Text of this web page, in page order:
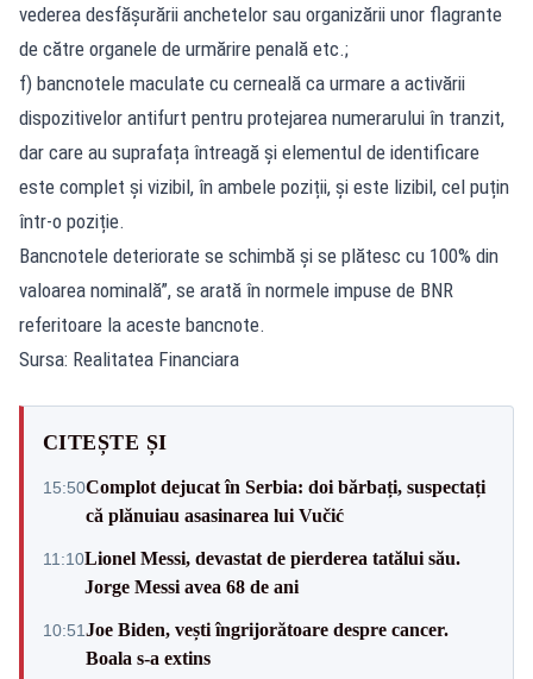
vederea desfășurării anchetelor sau organizării unor flagrante
de către organele de urmărire penală etc.;
f) bancnotele maculate cu cerneală ca urmare a activării
dispozitivelor antifurt pentru protejarea numerarului în tranzit,
dar care au suprafața întreagă şi elementul de identificare
este complet și vizibil, în ambele poziții, şi este lizibil, cel puțin
într-o poziție.
Bancnotele deteriorate se schimbă şi se plătesc cu 100% din
valoarea nominală”, se arată în normele impuse de BNR
referitoare la aceste bancnote.
Sursa: Realitatea Financiara
CITEȘTE ȘI
15:50Complot dejucat în Serbia: doi bărbați, suspectați
că plănuiau asasinarea lui Vučić
11:10Lionel Messi, devastat de pierderea tatălui său.
Jorge Messi avea 68 de ani
10:51Joe Biden, vești îngrijorătoare despre cancer.
Boala s-a extins